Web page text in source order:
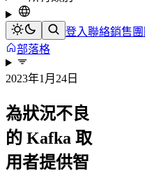
登入聯絡銷售
部落格
2023年1月24日
為狀況不良
的 Kafka 取
用者提供智